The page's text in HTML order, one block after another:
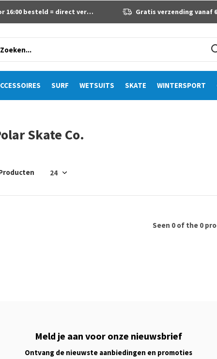
SURF WETSUITS SKATE WINTERSPORT
16:00 besteld = direct verzonden Gratis verzending vanaf 60 euro
Skate Co.
Seen 0 of the 0
Meld je aan voor onze nieuwsbrief
Ontvang de nieuwste aanbiedingen en promoties